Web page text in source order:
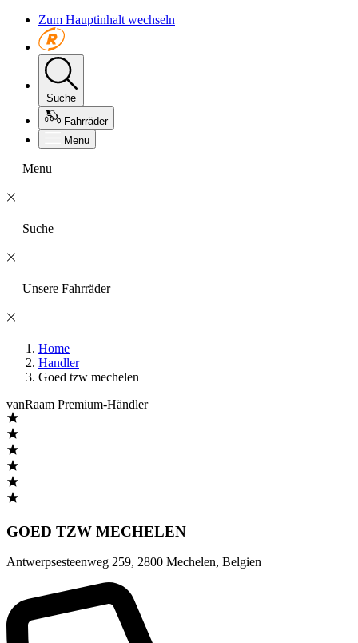
Zum Hauptinhalt wechseln
Suche
Fahrräder
Menu
Menu
Suche
Unsere Fahrräder
Home
Handler
Goed tzw mechelen
vanRaam Premium-Händler
GOED TZW MECHELEN
Antwerpsesteenweg 259, 2800 Mechelen, Belgien